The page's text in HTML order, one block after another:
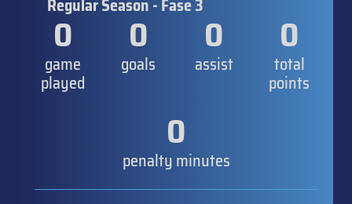
Regular Season - Fase 3
0
game
played
0
goals
0
assist
0
total
points
0
penalty minutes